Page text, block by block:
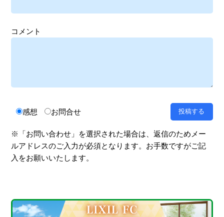
コメント
感想 お問合せ
※「お問い合わせ」を選択された場合は、返信のためメー
ルアドレスのご入力が必須となります。お手数ですがご記
入をお願いいたします。